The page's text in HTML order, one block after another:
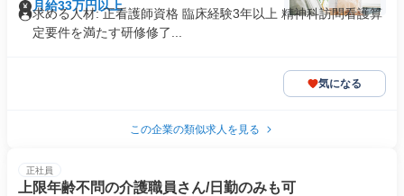
月給33万円以上
求める人材: 正看護師資格 臨床経験3年以上 精神科訪問看護算
定要件を満たす研修修了...
気になる
この企業の類似求人を見る
正社員
上限年齢不問の介護職員さん/日勤のみも可